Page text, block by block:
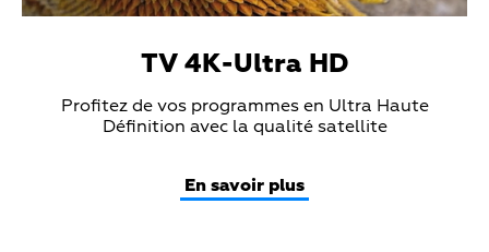
TV 4K-Ultra HD
TeaserProfitez de vos programmes en Ultra Haute
Définition avec la qualité satellite
En savoir plus